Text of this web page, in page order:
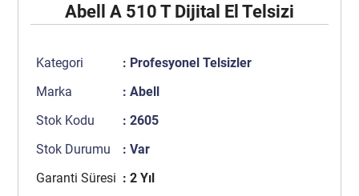
Abell A 510 T Dijital El Telsizi
Kategori : Profesyonel Telsizler
Marka
: Abell
Stok Kodu
: 2605
Stok Durumu
: Var
Garanti Süresi : 2 Yıl